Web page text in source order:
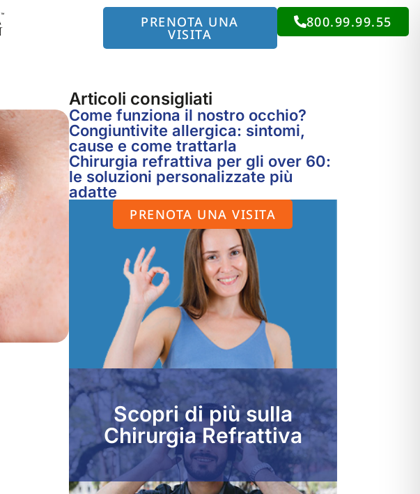
PRENOTA UNA
VISITA
800.99.99.55
Articoli consigliati
Come funziona il nostro occhio?
Congiuntivite allergica: sintomi,
cause e come trattarla
Chirurgia refrattiva per gli over 60:
le soluzioni personalizzate più
adatte
PRENOTA UNA VISITA
Scopri di più sulla
Chirurgia Refrattiva